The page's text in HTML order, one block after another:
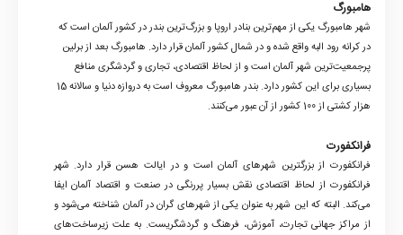
هامبورگ
شهر هامبورگ یکی از مهم‌ترین بنادر اروپا و بزرگ‌ترین بندر در کشور آلمان است که
در کرانه رود البه واقع شده و در شمال کشور آلمان قرار دارد. هامبورگ بعد از برلین
پرجمعیت‌ترین شهر آلمان است و از لحاظ اقتصادی، تجاری و گردشگری منافع
بسیاری برای این کشور دارد. بندر هامبورگ معروف است به دروازه دنیا و سالانه 15
هزار کشتی از 100 کشور از آن عبور می‌کنند.
فرانکفورت
فرانکفورت از بزرگترین شهرهای آلمان است و در ایالت هسن قرار دارد. شهر
فرانکفورت از لحاظ اقتصادی نقش بسیار پررنگی در صنعت و اقتصاد آلمان ایفا
می‌کند. البته که این شهر به عنوان یکی از شهرهای گران در آلمان شناخته می‌شود و
از مراکز جهانی تجارت، آموزش، فرهنگ و گردشگریست. به علت زیرساخت‌های